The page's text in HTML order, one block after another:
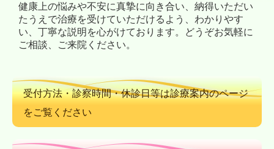
健康上の悩みや不安に真摯に向き合い、納得いただい
たうえで治療を受けていただけるよう、わかりやす
い、丁寧な説明を心がけております。どうぞお気軽に
ご相談、ご来院ください。
受付方法・診察時間・休診日等は診療案内のページ
をご覧ください